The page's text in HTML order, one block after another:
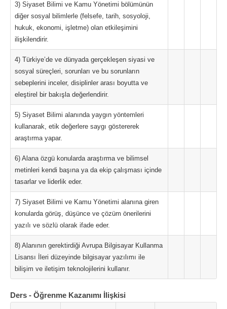
3) Siyaset Bilimi ve Kamu Yönetimi bölümünün
diğer sosyal bilimlerle (felsefe, tarih, sosyoloji,
hukuk, ekonomi, işletme) olan etkileşimini
ilişkilendirir.
4) Türkiye’de ve dünyada gerçekleşen siyasi ve
sosyal süreçleri, sorunları ve bu sorunların
sebeplerini inceler, disiplinler arası boyutta ve
eleştirel bir bakışla değerlendirir.
5) Siyaset Bilimi alanında yaygın yöntemleri
kullanarak, etik değerlere saygı göstererek
araştırma yapar.
6) Alana özgü konularda araştırma ve bilimsel
metinleri kendi başına ya da ekip çalışması içinde
tasarlar ve liderlik eder.
7) Siyaset Bilimi ve Kamu Yönetimi alanına giren
konularda görüş, düşünce ve çözüm önerilerini
yazılı ve sözlü olarak ifade eder.
8) Alanının gerektirdiği Avrupa Bilgisayar Kullanma
Lisansı İleri düzeyinde bilgisayar yazılımı ile
bilişim ve iletişim teknolojilerini kullanır.
Ders - Öğrenme Kazanımı İlişkisi